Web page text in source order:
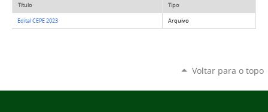
Título Tipo
Edital CEPE 2023 Arquivo
Voltar para o topo